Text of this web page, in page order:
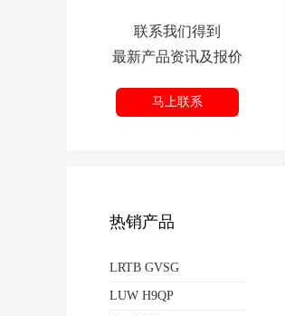
联系我们得到
最新产品资讯及报价
马上联系
热销产品
LRTB GVSG
LUW H9QP